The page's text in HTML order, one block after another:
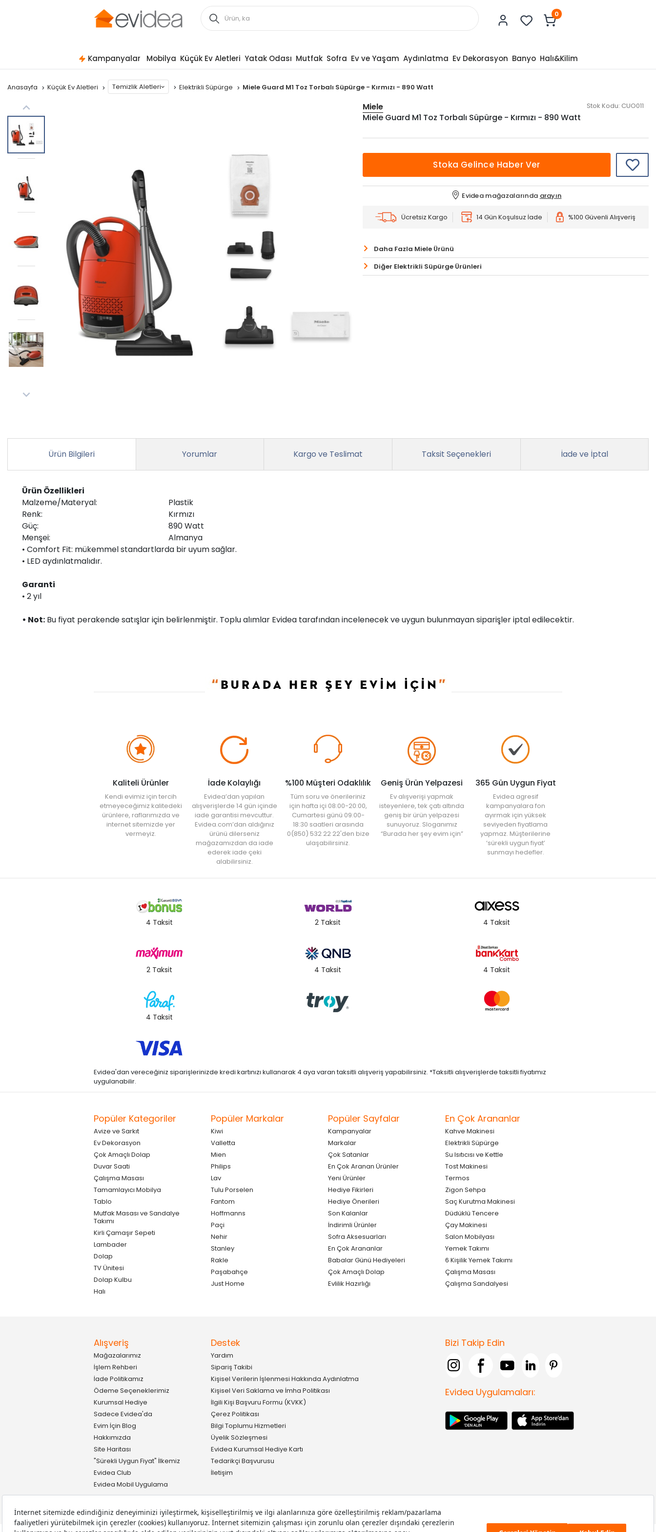
0
Kampanyalar Mobilya Küçük Ev Aletleri Yatak Odası Mutfak Sofra Ev ve Yaşam Aydınlatma Ev Dekorasyon Banyo Halı&Kilim
Anasayfa Küçük Ev Aletleri Temizlik Aletleri Elektrikli Süpürge Miele Guard M1 Toz Torbalı Süpürge - Kırmızı - 890 Watt
Miele Stok Kodu: CUO011
Miele Guard M1 Toz Torbalı Süpürge - Kırmızı - 890 Watt
Stoka Gelince Haber Ver
Evidea mağazalarında arayın
Ücretsiz Kargo 14 Gün Koşulsuz İade %100 Güvenli Alışveriş
Daha Fazla Miele Ürünü
Diğer Elektrikli Süpürge Ürünleri
Ürün Bilgileri Yorumlar Kargo ve Teslimat Taksit Seçenekleri İade ve İptal
Ürün Özellikleri
Malzeme/Materyal:
Plastik
Renk:
Kırmızı
Güç:
890 Watt
Menşei:
Almanya
• Comfort Fit: mükemmel standartlarda bir uyum sağlar.
• LED aydınlatmalıdır.
Garanti
• 2 yıl
• Not: Bu fiyat perakende satışlar için belirlenmiştir. Toplu alımlar Evidea tarafından incelenecek ve uygun bulunmayan siparişler iptal edilecektir.
Kaliteli Ürünler
Kendi evimiz için tercih
etmeyeceğimiz kalitedeki
ürünlere, raflarımızda ve
internet sitemizde yer
vermeyiz.
İade Kolaylığı
Evidea’dan yapılan
alışverişlerde 14 gün içinde
iade garantisi mevcuttur.
Evidea.com’dan aldığınız
ürünü dilerseniz
mağazamızdan da iade
ederek iade çeki
alabilirsiniz.
%100 Müşteri Odaklılık
Tüm soru ve önerileriniz
için hafta içi 08:00-20:00,
Cumartesi günü 09:00-
18:30 saatleri arasında
0(850) 532 22 22'den bize
ulaşabilirsiniz.
Geniş Ürün Yelpazesi
Ev alışverişi yapmak
isteyenlere, tek çatı altında
geniş bir ürün yelpazesi
sunuyoruz. Sloganımız
“Burada her şey evim için”
365 Gün Uygun Fiyat
Evidea agresif
kampanyalara fon
ayırmak için yüksek
seviyeden fiyatlama
yapmaz. Müşterilerine
‘sürekli uygun fiyat’
sunmayı hedefler.
4 Taksit 2 Taksit 4 Taksit
2 Taksit 4 Taksit 4 Taksit
4 Taksit
Evidea'dan vereceğiniz siparişlerinizde kredi kartınızı kullanarak 4 aya varan taksitli alışveriş yapabilirsiniz. *Taksitli alışverişlerde taksitli fiyatımız
uygulanabilir.
Popüler Kategoriler
Avize ve Sarkıt
Ev Dekorasyon
Çok Amaçlı Dolap
Duvar Saati
Çalışma Masası
Tamamlayıcı Mobilya
Tablo
Mutfak Masası ve Sandalye
Takımı
Kirli Çamaşır Sepeti
Lambader
Dolap
TV Ünitesi
Dolap Kulbu
Halı
Popüler Markalar
Kiwi
Valletta
Mien
Philips
Lav
Tulu Porselen
Fantom
Hoffmanns
Paçi
Nehir
Stanley
Rakle
Paşabahçe
Just Home
Popüler Sayfalar
Kampanyalar
Markalar
Çok Satanlar
En Çok Aranan Ürünler
Yeni Ürünler
Hediye Fikirleri
Hediye Önerileri
Son Kalanlar
İndirimli Ürünler
Sofra Aksesuarları
En Çok Arananlar
Babalar Günü Hediyeleri
Çok Amaçlı Dolap
Evlilik Hazırlığı
En Çok Arananlar
Kahve Makinesi
Elektrikli Süpürge
Su Isıtıcısı ve Kettle
Tost Makinesi
Termos
Zigon Sehpa
Saç Kurutma Makinesi
Düdüklü Tencere
Çay Makinesi
Salon Mobilyası
Yemek Takımı
6 Kişilik Yemek Takımı
Çalışma Masası
Çalışma Sandalyesi
Alışveriş
Mağazalarımız
İşlem Rehberi
İade Politikamız
Ödeme Seçeneklerimiz
Kurumsal Hediye
Sadece Evidea'da
Evim İçin Blog
Hakkımızda
Site Haritası
"Sürekli Uygun Fiyat" İlkemiz
Evidea Club
Evidea Mobil Uygulama
Destek
Yardım
Sipariş Takibi
Kişisel Verilerin İşlenmesi Hakkında Aydınlatma
Kişisel Veri Saklama ve İmha Politikası
İlgili Kişi Başvuru Formu (KVKK)
Çerez Politikası
Bilgi Toplumu Hizmetleri
Üyelik Sözleşmesi
Evidea Kurumsal Hediye Kartı
Tedarikçi Başvurusu
İletişim
Bizi Takip Edin
Evidea Uygulamaları: